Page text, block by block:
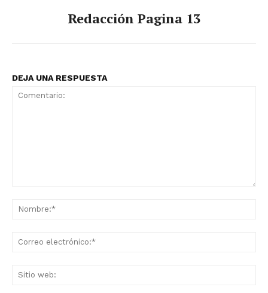
Redacción Pagina 13
DEJA UNA RESPUESTA